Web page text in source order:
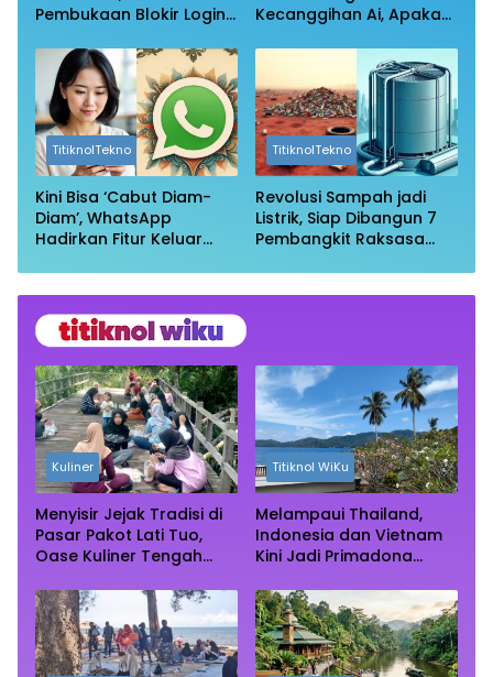
Pembukaan Blokir Login
Kecanggihan Ai, Apakah
Aman?
TitiknolTekno
Kini Bisa ‘Cabut Diam-
Diam’, WhatsApp
Hadirkan Fitur Keluar
TitiknolTekno
Revolusi Sampah jadi
Listrik, Siap Dibangun 7
Pembangkit Raksasa
Kuliner
Menyisir Jejak Tradisi di
Pasar Pakot Lati Tuo,
Oase Kuliner Tengah
Titiknol WiKu
Melampaui Thailand,
Indonesia dan Vietnam
Kini Jadi Primadona